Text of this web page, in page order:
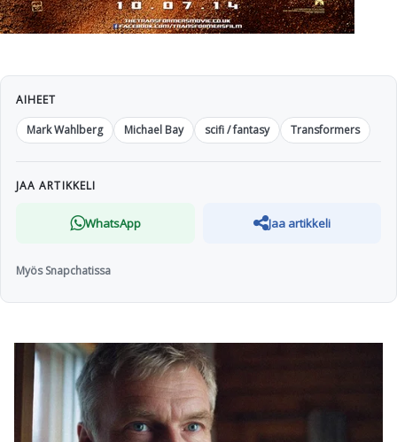
AIHEET
Mark Wahlberg
Michael Bay scifi / fantasy Transformers
JAA ARTIKKELI
WhatsApp Jaa artikkeli
Myös Snapchatissa